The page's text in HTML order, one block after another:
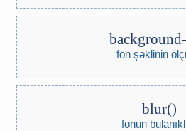
fon şəklinin
blur()
fonun